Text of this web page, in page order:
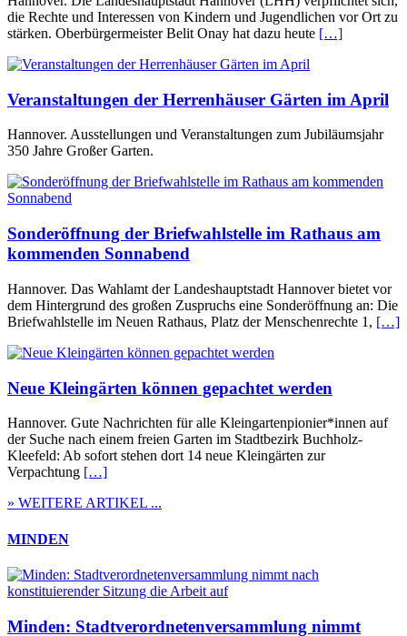
die Rechte und Interessen von Kindern und Jugendlichen vor Ort zu
stärken. Oberbürgermeister Belit Onay hat dazu heute […]
Veranstaltungen der Herrenhäuser Gärten im April
Hannover. Ausstellungen und Veranstaltungen zum Jubiläumsjahr
350 Jahre Großer Garten.
Sonderöffnung der Briefwahlstelle im Rathaus am
kommenden Sonnabend
Hannover. Das Wahlamt der Landeshauptstadt Hannover bietet vor
dem Hintergrund des großen Zuspruchs eine Sonderöffnung an: Die
Briefwahlstelle im Neuen Rathaus, Platz der Menschenrechte 1, […]
Neue Kleingärten können gepachtet werden
Hannover. Gute Nachrichten für alle Kleingartenpionier*innen auf
der Suche nach einem freien Garten im Stadtbezirk Buchholz-
Kleefeld: Ab sofort stehen dort 14 neue Kleingärten zur
Verpachtung […]
» WEITERE ARTIKEL ...
MINDEN
Minden: Stadtverordnetenversammlung nimmt